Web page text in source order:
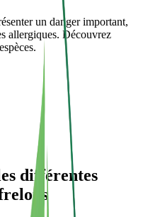
un danger important,
allergiques. Découvrez
différentes